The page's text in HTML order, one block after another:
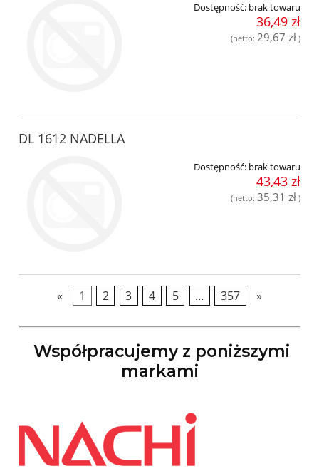
Dostępność: brak towaru
36,49 zł
(netto: 29,67 zł )
DL 1612 NADELLA
Dostępność: brak towaru
43,43 zł
(netto: 35,31 zł )
« 1 2 3 4 5 ... 357 »
Współpracujemy z poniższymi
markami